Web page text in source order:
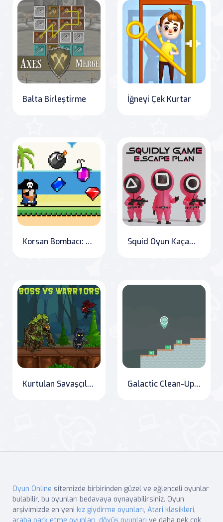
Balta Birleştirme İğneyi Çek Kurtar
Korsan Bombacı: Mücevher Avcısı Squid Oyun Kaçamağı
Kurtulan Savaşçılar: Patrona Karşı Galactic Clean-Up: The Adventures of Dr. Green Alien
Oyun Online sitemizde birbirinden güzel ve eğlenceli oyunlar
bulabilir, bu oyunları bedavaya oynayabilirsiniz. Oyun
arşivimizde en yeni kız giydirme oyunları, Atari klasikleri,